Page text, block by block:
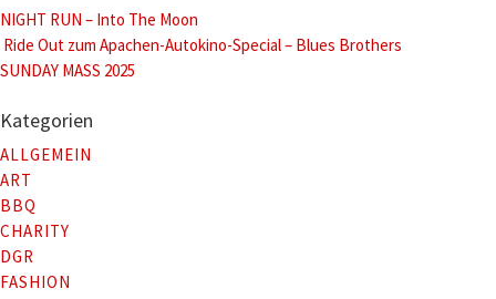
NIGHT RUN – Into The Moon
Ride Out zum Apachen-Autokino-Special – Blues Brothers
SUNDAY MASS 2025
Kategorien
ALLGEMEIN
ART
BBQ
CHARITY
DGR
FASHION